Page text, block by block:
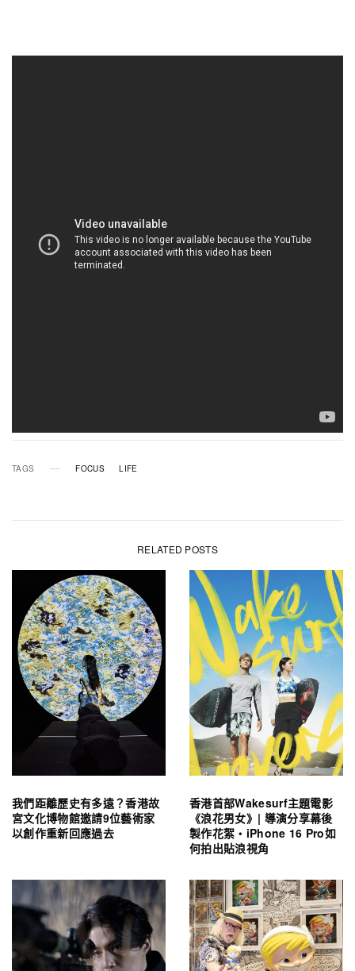
TAGS FOCUS LIFE
RELATED POSTS
我們距離歷史有多遠？香港故
宮文化博物館邀請9位藝術家
以創作重新回應過去
香港首部Wakesurf主題電影
《浪花男女》| 導演分享幕後
製作花絮・iPhone 16 Pro如
何拍出貼浪視角